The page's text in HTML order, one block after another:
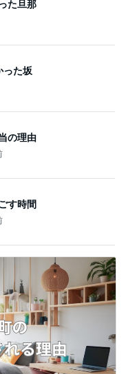
た旦那
った坂
の理由
す時間